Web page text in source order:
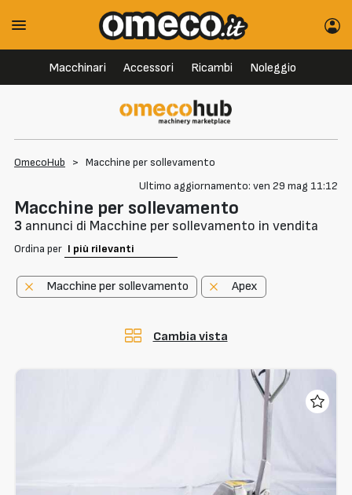
Macchinari Accessori Ricambi Noleggio
OmecoHub > Macchine per sollevamento
Ultimo aggiornamento: ven 29 mag 11:12
Macchine per sollevamento
3 annunci di Macchine per sollevamento in vendita
Ordina per
Macchine per sollevamento Apex
Cambia vista